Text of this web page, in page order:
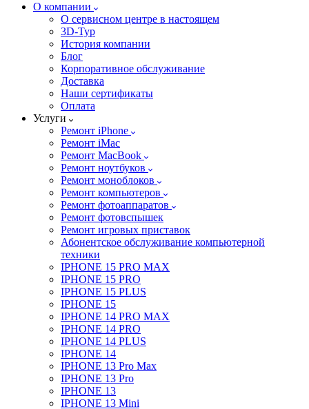
О компании
О сервисном центре в настоящем
3D-Тур
История компании
Блог
Корпоративное обслуживание
Доставка
Наши сертификаты
Оплата
Услуги
Ремонт iPhone
Ремонт iMac
Ремонт MacBook
Ремонт ноутбуков
Ремонт моноблоков
Ремонт компьютеров
Ремонт фотоаппаратов
Ремонт фотовспышек
Ремонт игровых приставок
Абонентское обслуживание компьютерной
техники
IPHONE 15 PRO MAX
IPHONE 15 PRO
IPHONE 15 PLUS
IPHONE 15
IPHONE 14 PRO MAX
IPHONE 14 PRO
IPHONE 14 PLUS
IPHONE 14
IPHONE 13 Pro Max
IPHONE 13 Pro
IPHONE 13
IPHONE 13 Mini